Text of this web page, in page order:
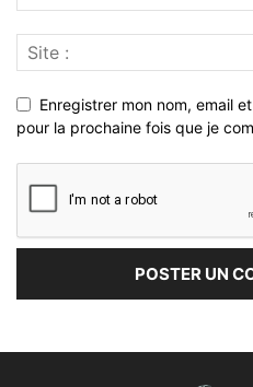
Enregistrer mon nom, email
pour la prochaine fois que je